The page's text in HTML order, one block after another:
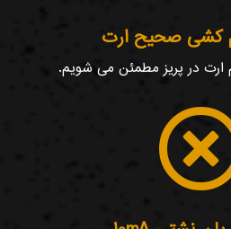
صحیح ارت
در پریز مطمئن می شویم.